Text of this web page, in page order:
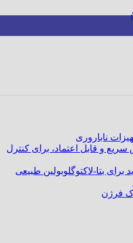
ناباروری
و قابل اعتماد، برای کنترل
بتا-لاکتوگلوبولین طبیعی
فرژن